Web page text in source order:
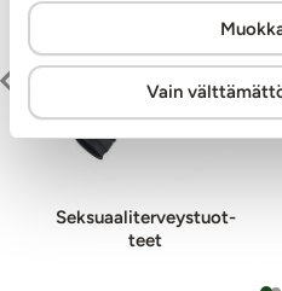
Vain
Sek­suaa­li­ter­veys­tuot­
teet